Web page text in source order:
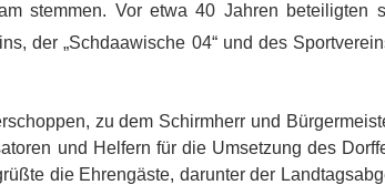
stemmen. Vor etwa 40 Jahren beteiligten
der „Schdaawische 04“ und des
zu dem Schirmherr und
und Helfern für die Umsetzung des
die Ehrengäste, darunter der